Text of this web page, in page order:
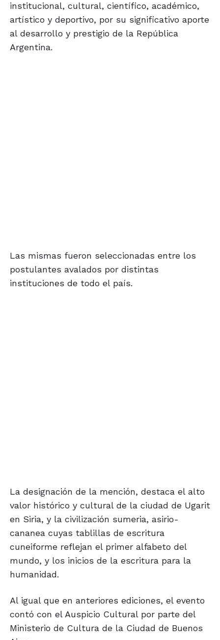
institucional, cultural, científico, académico,
artístico y deportivo, por su significativo aporte
al desarrollo y prestigio de la República
Argentina.
Las mismas fueron seleccionadas entre los
postulantes avalados por distintas
instituciones de todo el país.
La designación de la mención, destaca el alto
valor histórico y cultural de la ciudad de Ugarit
en Siria, y la civilización sumeria, asirio-
cananea cuyas tablillas de escritura
cuneiforme reflejan el primer alfabeto del
mundo, y los inicios de la escritura para la
humanidad.
Al igual que en anteriores ediciones, el evento
contó con el Auspicio Cultural por parte del
Ministerio de Cultura de la Ciudad de Buenos